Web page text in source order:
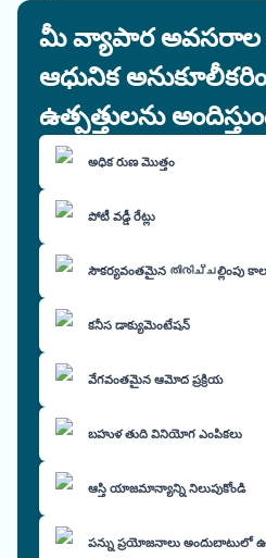
మీ వ్యాపార అవసరాల
ఆధునిక
ఉత్పత్తులను
అధిక రుణ మొత్తం
పోటీ వడ్డీ రేట్లు
సౌకర్యవంతమైన തിരിച്ചల్లింపు
కనీస డాక్యుమెంటేషన్
వేగవంతమైన ఆమోద ప్రక్రియ
బహుళ తుది వినియోగ ఎంపికలు
ఆస్తి యాజమాన్యాన్ని నిలుపుకోండి
పన్ను ప్రయోజనాలు అందుబాటులో